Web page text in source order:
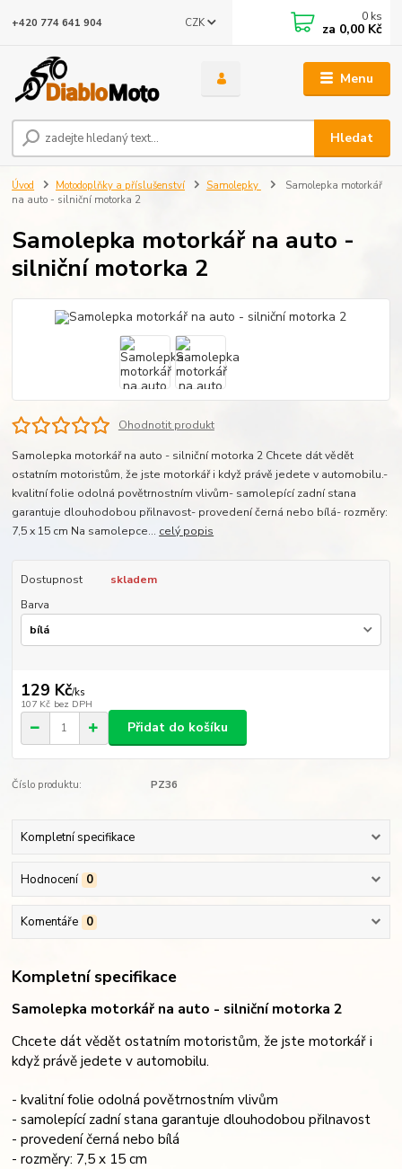
Menu
CZK
Hledat
+420 774 641 904 0 ks
za 0,00 Kč
Úvod Motodoplňky a příslušenství Samolepky
Samolepka motorkář
na auto - silniční motorka 2
Samolepka motorkář na auto -
silniční motorka 2
Ohodnotit produkt
Samolepka motorkář na auto - silniční motorka 2 Chcete dát vědět
ostatním motoristům, že jste motorkář i když právě jedete v automobilu.-
kvalitní folie odolná povětrnostním vlivům- samolepící zadní stana
garantuje dlouhodobou přilnavost- provedení černá nebo bílá- rozměry:
7,5 x 15 cm Na samolepce... celý popis
Dostupnost
skladem
Barva
129 Kč/ks
107 Kč bez DPH
Přidat do košíku
Číslo produktu: PZ36
Kompletní specifikace
Hodnocení 0
Komentáře 0
Kompletní specifikace
Samolepka motorkář na auto - silniční motorka 2
Chcete dát vědět ostatním motoristům, že jste motorkář i
když právě jedete v automobilu.
- kvalitní folie odolná povětrnostním vlivům
- samolepící zadní stana garantuje dlouhodobou přilnavost
- provedení černá nebo bílá
- rozměry: 7,5 x 15 cm